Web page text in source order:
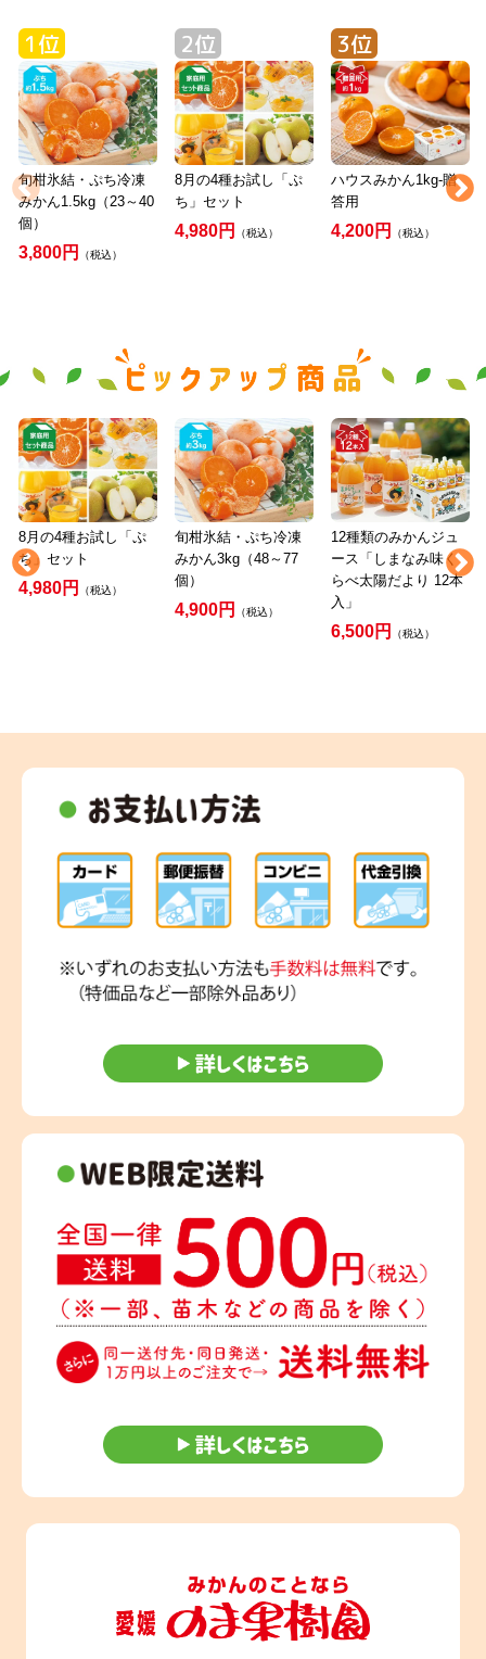
旬柑氷結・ぷち冷凍
みかん1.5kg（23～40
個）
3,800円 （税込）
8月の4種お試し「ぷ
ち」セット
4,980円 （税込）
ハウスみかん1kg-贈
答用
4,200円 （税込）
8月の4種お試し「ぷ
ち」セット
4,980円 （税込）
旬柑氷結・ぷち冷凍
みかん3kg（48～77
個）
4,900円 （税込）
12種類のみかんジュ
ース「しまなみ味く
らべ太陽だより 12本
入」
6,500円 （税込）